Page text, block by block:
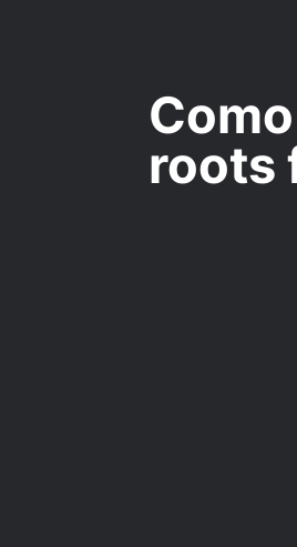
roots